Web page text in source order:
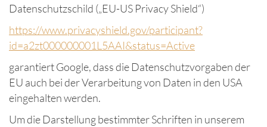
Datenschutzschild („EU-US Privacy Shield“)
https://www.privacyshield.gov/participant?
id=a2zt000000001L5AAI&status=Active
garantiert Google, dass die Datenschutzvorgaben der
EU auch bei der Verarbeitung von Daten in den USA
eingehalten werden.
Um die Darstellung bestimmter Schriften in unserem